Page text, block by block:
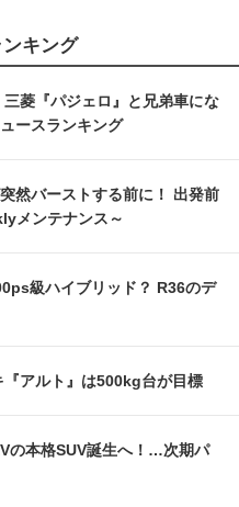
キング
菱『パジェロ』と兄弟車にな
ースランキング
然バーストする前に！ 出発前
メンテナンス～
級ハイブリッド？ R36のデ
アルト』は500kg台が目標
の本格SUV誕生へ！…次期パ